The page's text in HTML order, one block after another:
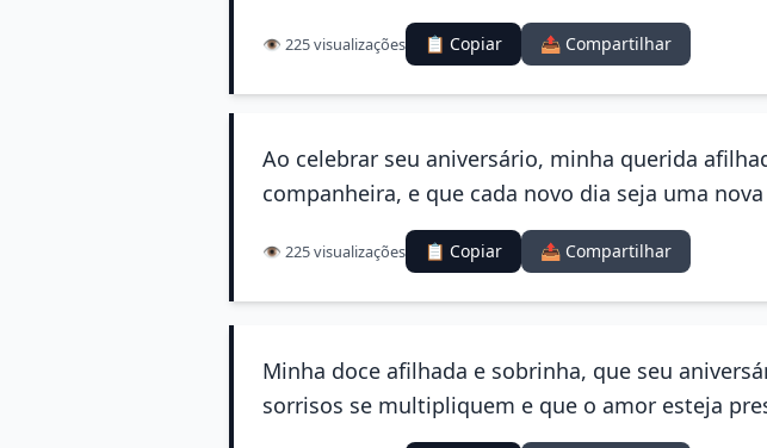
👁️ 225 visualizações 📋 Copiar 📤 Compartilhar
Ao celebrar seu aniversário, minha querida
companheira, e que cada novo dia seja uma
👁️ 225 visualizações 📋 Copiar 📤 Compartilhar
Minha doce afilhada e sobrinha, que seu
sorrisos se multipliquem e que o amor esteja